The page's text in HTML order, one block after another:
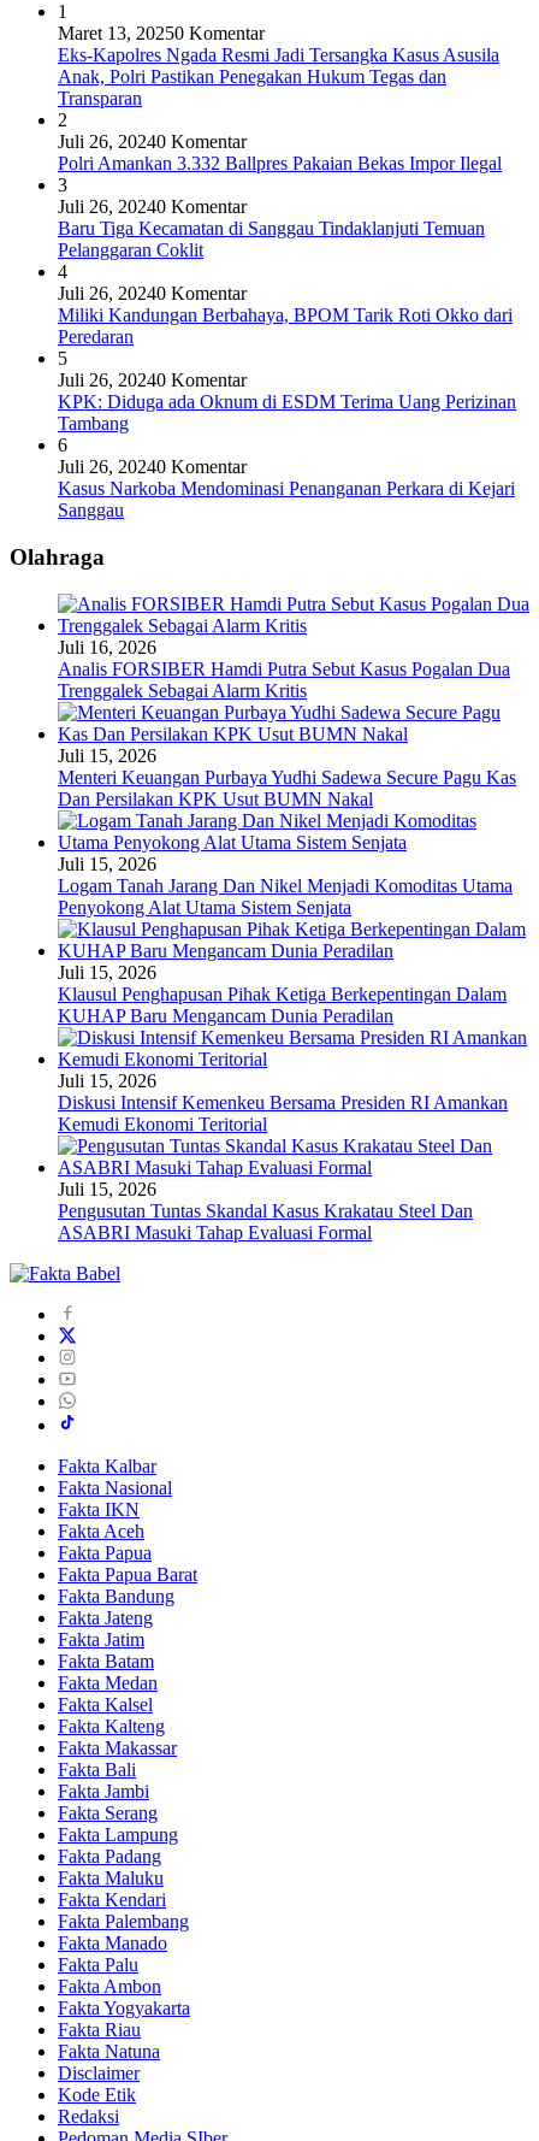
1
Maret 13, 20250 Komentar
Eks-Kapolres Ngada Resmi Jadi Tersangka Kasus Asusila
Anak, Polri Pastikan Penegakan Hukum Tegas dan
Transparan
2
Juli 26, 20240 Komentar
Polri Amankan 3.332 Ballpres Pakaian Bekas Impor Ilegal
3
Juli 26, 20240 Komentar
Baru Tiga Kecamatan di Sanggau Tindaklanjuti Temuan
Pelanggaran Coklit
4
Juli 26, 20240 Komentar
Miliki Kandungan Berbahaya, BPOM Tarik Roti Okko dari
Peredaran
5
Juli 26, 20240 Komentar
KPK: Diduga ada Oknum di ESDM Terima Uang Perizinan
Tambang
6
Juli 26, 20240 Komentar
Kasus Narkoba Mendominasi Penanganan Perkara di Kejari
Sanggau
Olahraga
Juli 16, 2026
Analis FORSIBER Hamdi Putra Sebut Kasus Pogalan Dua
Trenggalek Sebagai Alarm Kritis
Juli 15, 2026
Menteri Keuangan Purbaya Yudhi Sadewa Secure Pagu Kas
Dan Persilakan KPK Usut BUMN Nakal
Juli 15, 2026
Logam Tanah Jarang Dan Nikel Menjadi Komoditas Utama
Penyokong Alat Utama Sistem Senjata
Juli 15, 2026
Klausul Penghapusan Pihak Ketiga Berkepentingan Dalam
KUHAP Baru Mengancam Dunia Peradilan
Juli 15, 2026
Diskusi Intensif Kemenkeu Bersama Presiden RI Amankan
Kemudi Ekonomi Teritorial
Juli 15, 2026
Pengusutan Tuntas Skandal Kasus Krakatau Steel Dan
ASABRI Masuki Tahap Evaluasi Formal
Fakta Kalbar
Fakta Nasional
Fakta IKN
Fakta Aceh
Fakta Papua
Fakta Papua Barat
Fakta Bandung
Fakta Jateng
Fakta Jatim
Fakta Batam
Fakta Medan
Fakta Kalsel
Fakta Kalteng
Fakta Makassar
Fakta Bali
Fakta Jambi
Fakta Serang
Fakta Lampung
Fakta Padang
Fakta Maluku
Fakta Kendari
Fakta Palembang
Fakta Manado
Fakta Palu
Fakta Ambon
Fakta Yogyakarta
Fakta Riau
Fakta Natuna
Disclaimer
Kode Etik
Redaksi